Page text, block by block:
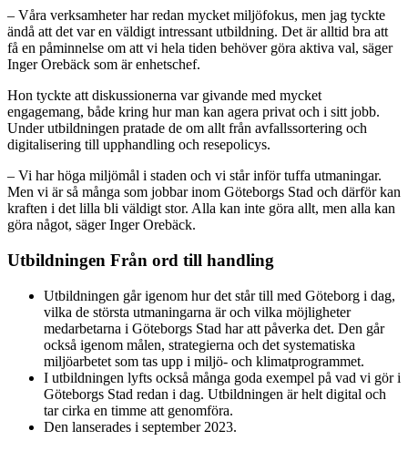
– Våra verksamheter har redan mycket miljöfokus, men jag tyckte
ändå att det var en väldigt intressant utbildning. Det är alltid bra att
få en påminnelse om att vi hela tiden behöver göra aktiva val, säger
Inger Orebäck som är enhetschef.
Hon tyckte att diskussionerna var givande med mycket
engagemang, både kring hur man kan agera privat och i sitt jobb.
Under utbildningen pratade de om allt från avfallssortering och
digitalisering till upphandling och resepolicys.
– Vi har höga miljömål i staden och vi står inför tuffa utmaningar.
Men vi är så många som jobbar inom Göteborgs Stad och därför kan
kraften i det lilla bli väldigt stor. Alla kan inte göra allt, men alla kan
göra något, säger Inger Orebäck.
Utbildningen Från ord till handling
Utbildningen går igenom hur det står till med Göteborg i dag,
vilka de största utmaningarna är och vilka möjligheter
medarbetarna i Göteborgs Stad har att påverka det. Den går
också igenom målen, strategierna och det systematiska
miljöarbetet som tas upp i miljö- och klimatprogrammet.
I utbildningen lyfts också många goda exempel på vad vi gör i
Göteborgs Stad redan i dag. Utbildningen är helt digital och
tar cirka en timme att genomföra.
Den lanserades i september 2023.